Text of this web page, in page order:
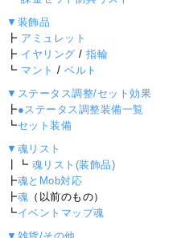
▼装飾品
┣ アミュレット
┣ イヤリング /指輪
┗ マント /ベルト
▼ステータス調整/セット効果
┣●ステータス調整装備一覧
┗セット装備
▼魂リスト
┃┗ 魂リスト(装飾品)
┣魂とMob対応
┣魂 （以前のもの）
┗イベントマップ魂